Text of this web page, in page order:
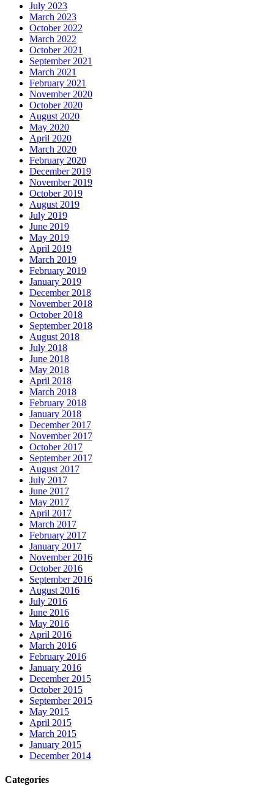
July 2023
March 2023
October 2022
March 2022
October 2021
September 2021
March 2021
February 2021
November 2020
October 2020
August 2020
May 2020
April 2020
March 2020
February 2020
December 2019
November 2019
October 2019
August 2019
July 2019
June 2019
May 2019
April 2019
March 2019
February 2019
January 2019
December 2018
November 2018
October 2018
September 2018
August 2018
July 2018
June 2018
May 2018
April 2018
March 2018
February 2018
January 2018
December 2017
November 2017
October 2017
September 2017
August 2017
July 2017
June 2017
May 2017
April 2017
March 2017
February 2017
January 2017
November 2016
October 2016
September 2016
August 2016
July 2016
June 2016
May 2016
April 2016
March 2016
February 2016
January 2016
December 2015
October 2015
September 2015
May 2015
April 2015
March 2015
January 2015
December 2014
Categories